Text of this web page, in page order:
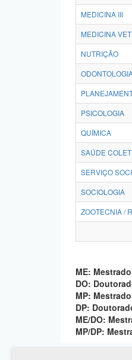
MEDICINA III
MEDICINA
NUTRIÇÃO
PSICOLOGIA
QUÍMICA
SAÚDE
SERVIÇO
SOCIOLOGIA
ZOOTECNIA /
ME:
DO:
MP:
DP:
ME/DO:
MP/DP: